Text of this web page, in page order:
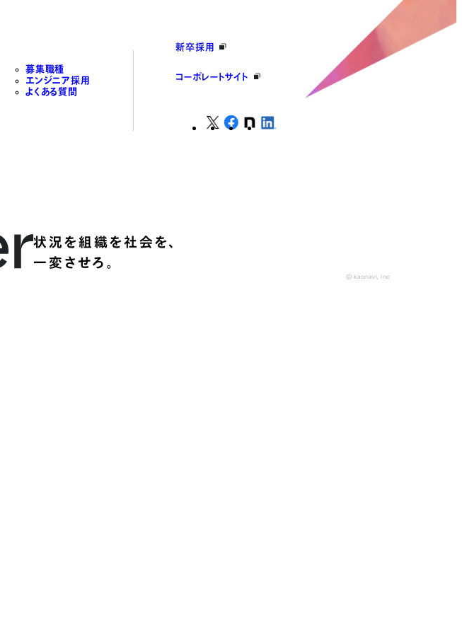
募集職種
エンジニア採用
よくある質問
新卒採用
コーポレートサイト
状況を組織を社会を、
一変させろ。
© kaonavi, Inc